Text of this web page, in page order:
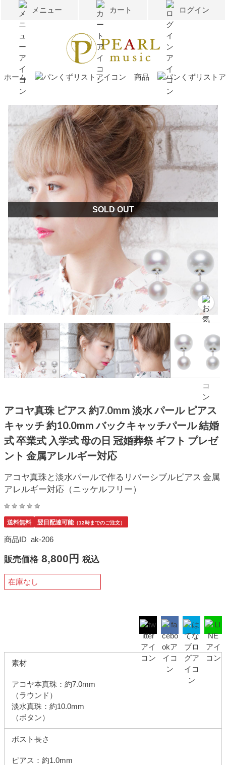
メニュー カート ログイン
ホーム 商品
SOLD OUT
アコヤ真珠 ピアス 約7.0mm 淡水 パール ピアス
キャッチ 約10.0mm バックキャッチパール 結婚
式 卒業式 入学式 母の日 冠婚葬祭 ギフト プレゼ
ント 金属アレルギー対応
アコヤ真珠と淡水パールで作るリバーシブルピアス 金属
アレルギー対応（ニッケルフリー）
送料無料 翌日配達可能（12時までのご注文）
商品ID ak-206
販売価格 8,800円 税込
在庫なし
素材
アコヤ本真珠：約7.0mm
（ラウンド）
淡水真珠：約10.0mm
（ボタン）
ポスト長さ
ピアス：約1.0mm